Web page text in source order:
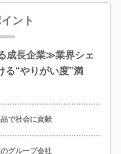
ント
成長企業≫業界シェ
る“やりがい度”満
で社会に貢献
グループ会社